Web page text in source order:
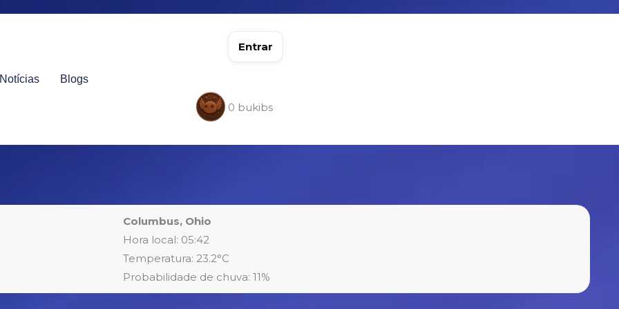
Notícias Blogs
Entrar
0 bukibs
Columbus, Ohio
Hora local: 05:42
Temperatura: 23.2°C
Probabilidade de chuva: 11%